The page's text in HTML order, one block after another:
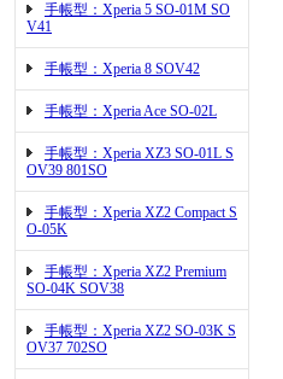
手帳型：Xperia 5 SO-01M SO
V41
手帳型：Xperia 8 SOV42
手帳型：Xperia Ace SO-02L
手帳型：Xperia XZ3 SO-01L S
OV39 801SO
手帳型：Xperia XZ2 Compact S
O-05K
手帳型：Xperia XZ2 Premium
SO-04K SOV38
手帳型：Xperia XZ2 SO-03K S
OV37 702SO